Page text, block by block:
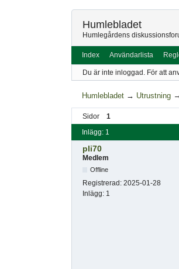
Humlebladet
Humlegårdens
Index Användarlista
Du är inte inloggad. För att
Humlebladet → Utrustning
Sidor 1
Inlägg: 1
pli70
Medlem
Offline
Registrerad: 2025-01-28
Inlägg: 1